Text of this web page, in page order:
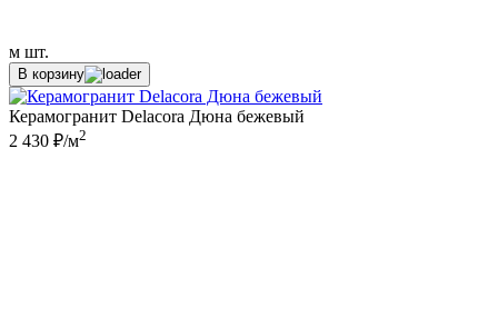
м шт.
В корзину
Керамогранит Delacora Дюна бежевый
2 430 ₽/м2